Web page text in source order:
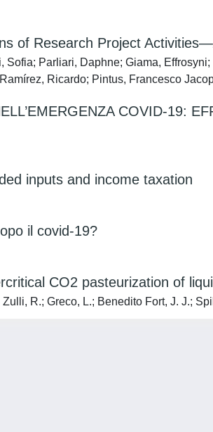
of Research Project
Parliari, Daphne; Giama,
Ricardo; Pintus, Francesco
COVID-19:
inputs and income taxation
il covid-19?
CO2 pasteurization of
R.; Greco, L.; Benedito Fort, J. J.;